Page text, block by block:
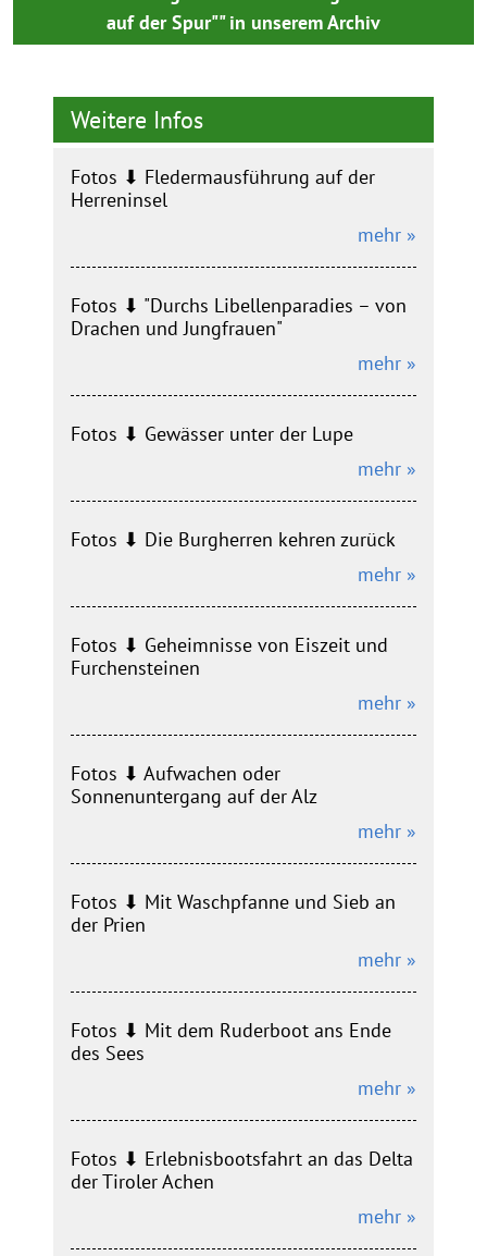
auf der Spur"" in unserem Archiv
Weitere Infos
Fotos ⬇︎ Fledermausführung auf der
Herreninsel
mehr »
Fotos ⬇︎ "Durchs Libellenparadies – von
Drachen und Jungfrauen"
mehr »
Fotos ⬇︎ Gewässer unter der Lupe
mehr »
Fotos ⬇︎ Die Burgherren kehren zurück
mehr »
Fotos ⬇︎ Geheimnisse von Eiszeit und
Furchensteinen
mehr »
Fotos ⬇︎ Aufwachen oder
Sonnenuntergang auf der Alz
mehr »
Fotos ⬇︎ Mit Waschpfanne und Sieb an
der Prien
mehr »
Fotos ⬇︎ Mit dem Ruderboot ans Ende
des Sees
mehr »
Fotos ⬇︎ Erlebnisbootsfahrt an das Delta
der Tiroler Achen
mehr »